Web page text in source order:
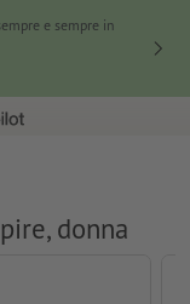
e sempre in
donna